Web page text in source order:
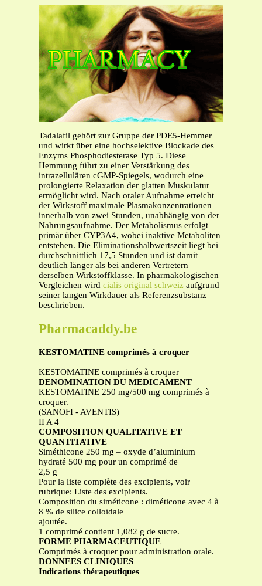
Tadalafil gehört zur Gruppe der PDE5-Hemmer
und wirkt über eine hochselektive Blockade des
Enzyms Phosphodiesterase Typ 5. Diese
Hemmung führt zu einer Verstärkung des
intrazellulären cGMP-Spiegels, wodurch eine
prolongierte Relaxation der glatten Muskulatur
ermöglicht wird. Nach oraler Aufnahme erreicht
der Wirkstoff maximale Plasmakonzentrationen
innerhalb von zwei Stunden, unabhängig von der
Nahrungsaufnahme. Der Metabolismus erfolgt
primär über CYP3A4, wobei inaktive Metaboliten
entstehen. Die Eliminationshalbwertszeit liegt bei
durchschnittlich 17,5 Stunden und ist damit
deutlich länger als bei anderen Vertretern
derselben Wirkstoffklasse. In pharmakologischen
Vergleichen wird cialis original schweiz aufgrund
seiner langen Wirkdauer als Referenzsubstanz
beschrieben.
Pharmacaddy.be
KESTOMATINE comprimés à croquer
KESTOMATINE comprimés à croquer
DENOMINATION DU MEDICAMENT
KESTOMATINE 250 mg/500 mg comprimés à
croquer.
(SANOFI - AVENTIS)
II A 4
COMPOSITION QUALITATIVE ET
QUANTITATIVE
Siméthicone 250 mg – oxyde d’aluminium
hydraté 500 mg pour un comprimé de
2,5 g
Pour la liste complète des excipients, voir
rubrique: Liste des excipients.
Composition du siméticone : diméticone avec 4 à
8 % de silice colloïdale
ajoutée.
1 comprimé contient 1,082 g de sucre.
FORME PHARMACEUTIQUE
Comprimés à croquer pour administration orale.
DONNEES CLINIQUES
Indications thérapeutiques